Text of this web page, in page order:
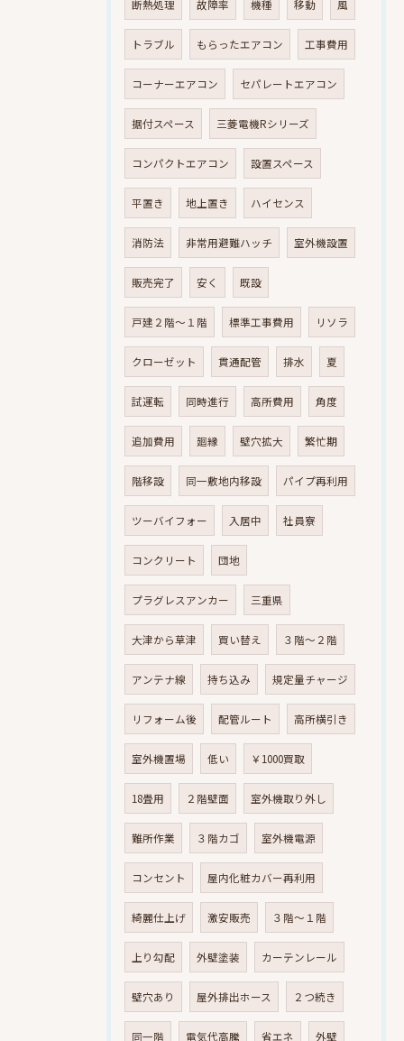
断熱処理 故障率 機種 移動 風
トラブル もらったエアコン 工事費用
コーナーエアコン セパレートエアコン
据付スペース 三菱電機Rシリーズ
コンパクトエアコン 設置スペース
平置き 地上置き ハイセンス
消防法 非常用避難ハッチ 室外機設置
販売完了 安く 既設
戸建２階～１階 標準工事費用 リソラ
クローゼット 貫通配管 排水 夏
試運転 同時進行 高所費用 角度
追加費用 廻縁 壁穴拡大 繁忙期
階移設 同一敷地内移設 パイプ再利用
ツーバイフォー 入居中 社員寮
コンクリート 団地
プラグレスアンカー 三重県
大津から草津 買い替え ３階～２階
アンテナ線 持ち込み 規定量チャージ
リフォーム後 配管ルート 高所横引き
室外機置場 低い ￥1000買取
18畳用 ２階壁面 室外機取り外し
難所作業 ３階カゴ 室外機電源
コンセント 屋内化粧カバー再利用
綺麗仕上げ 激安販売 ３階～１階
上り勾配 外壁塗装 カーテンレール
壁穴あり 屋外排出ホース ２つ続き
同一階 電気代高騰 省エネ 外壁